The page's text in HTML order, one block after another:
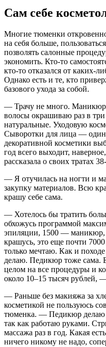
Сам себе
Многие тюменки
на себя больше,
позволять салонные
экономить. Кто-то
кто-то отказался от каких-
Однако есть и те, кто
базового ухода за собой.
— Трачу не много. Маникюр
волосы окрашиваю раз в
натуральные. Уходовую
Сыворотки для лица — один
декоративной косметики
год всего выходит,
рассказала о своих тратах
— Я отучилась на ногти и
закупку материалов. Всю
крашу себе сама.
— Хотелось бы тратить
обхожусь программой
эпиляции, 1500 — маникюр,
крашусь, это еще почти
только мечтаю. Как и
делаю. Педикюр тоже сама.
целом на все процедуры и
около 10–15 тысяч рублей,
— Раньше без макияжа за
косметикой не пользуюсь
тюменка. — Педикюр делаю
так как работаю руками.
массажа раз в год. Какая
ничего никому не надо,